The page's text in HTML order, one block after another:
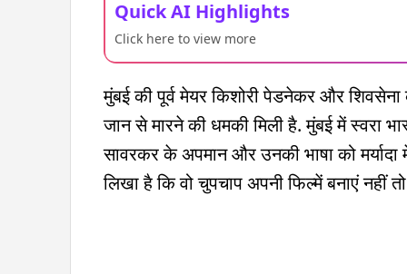
Quick AI Highlights
Click here to view more
मुंबई की पूर्व मेयर किशोरी पेडनेकर और
जान से मारने की धमकी मिली है. मुंबई में स्वरा
सावरकर के अपमान और उनकी भाषा को
लिखा है कि वो चुपचाप अपनी फिल्में बनाएं नहीं